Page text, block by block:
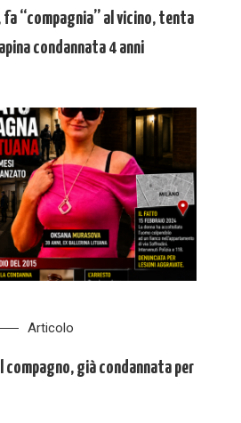
fa “compagnia” al vicino, tenta
condannata 4 anni
Articolo
compagno, già condannata per